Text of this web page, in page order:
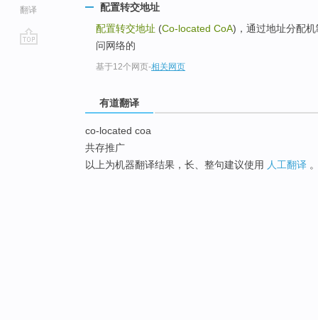
翻译
配置转交地址
配置转交地址 (Co-located CoA)，通过地址分配
问网络的
基于12个网页-相关网页
有道翻译
co-located coa
共存推广
以上为机器翻译结果，长、整句建议使用 人工翻译